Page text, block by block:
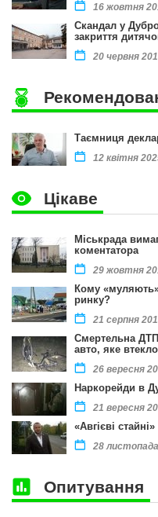
16 жовтня
Скандал у
закриття
20 червня
Таємниця
12 квітня
Цікаве
Міськрада
коментатора
29 жовтня
Кому
ринку?
21 серпня
Смертельна
авто, яке
26 вересня
Наркорейди в
21 вересня
«Авгієві
28
Опитування